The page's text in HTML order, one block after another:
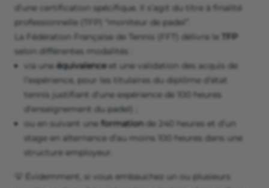
d’une certification spécifique. Il s’agit du titre à finalité
professionnelle (TFP) “moniteur de padel”.
La Fédération Française de Tennis (FFT) délivre le
TFP
selon différentes modalités :
via une équivalenceet une validation des acquis de
l’expérience, pour les titulaires du diplôme d’état
tennis justifiant d’une expérience de 100 heures
d’enseignement du padel) ;
ou en suivant une formationde 240 heures et d’un
stage en alternance d’au moins 100 heures dans une
structure employeur.
💡 Évidemment, si vous embauchez un ou plusieurs